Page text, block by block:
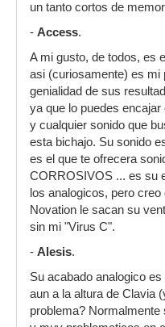
un tanto cortos de
- Access.
A mi gusto, de todos, es
asi (curiosamente) es mi
genialidad de sus
ya que lo puedes
y cualquier sonido que
esta bichajo. Su sonido
es el que te ofrecera
CORROSIVOS ... es su
los analogicos, pero
Novation le sacan su
sin mi "Virus C".
- Alesis.
Su acabado analogico
aun a la altura de Clavia
problema?